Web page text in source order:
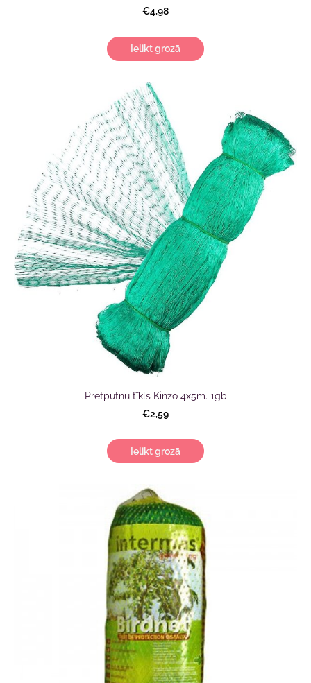
€4,98
Ielikt grozā
Pretputnu tīkls Kinzo 4x5m. 1gb
€2,59
Ielikt grozā